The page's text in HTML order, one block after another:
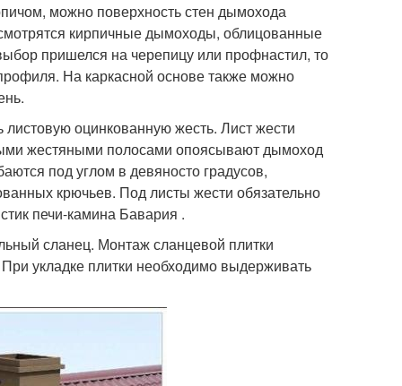
можно поверхность стен дымохода
кирпичные дымоходы, облицованные
пришелся на черепицу или профнастил, то
На каркасной основе также можно
оцинкованную жесть. Лист жести
жестяными полосами опоясывают дымоход
под углом в девяносто градусов,
крючьев. Под листы жести обязательно
печи-камина Бавария .
сланец. Монтаж сланцевой плитки
укладке плитки необходимо выдерживать